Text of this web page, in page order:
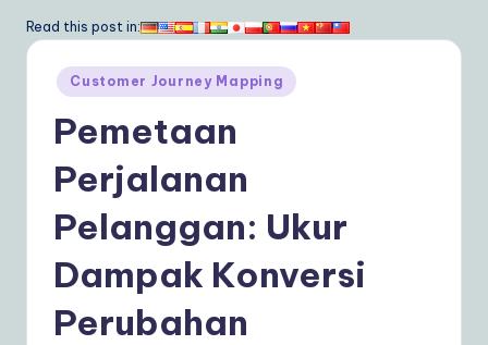
o
In
Read this post in:
Posted
in
Customer Journey Mapping
Pemetaan
Perjalanan
Pelanggan: Ukur
Dampak Konversi
Perubahan